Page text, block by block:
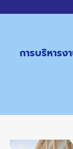
การบริหารง